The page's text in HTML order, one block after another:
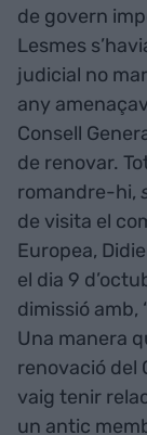
de govern
Lesmes
judicial no
any
Consell
de renovar.
romandre-hi,
de visita el
Europea,
el dia 9
dimissió amb,
Una manera
renovació del
vaig tenir
un antic